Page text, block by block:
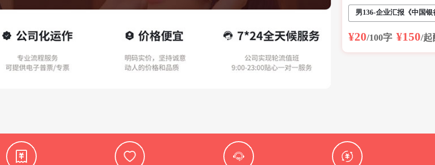
企...
男136-企业汇报《中国
¥20/100字 ¥150/起